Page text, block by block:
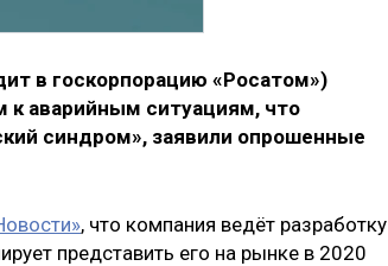
в госкорпорацию «Росатом»)
к аварийным ситуациям, что
синдром», заявили опрошенные
, что компания ведёт разработку
представить его на рынке в 2020